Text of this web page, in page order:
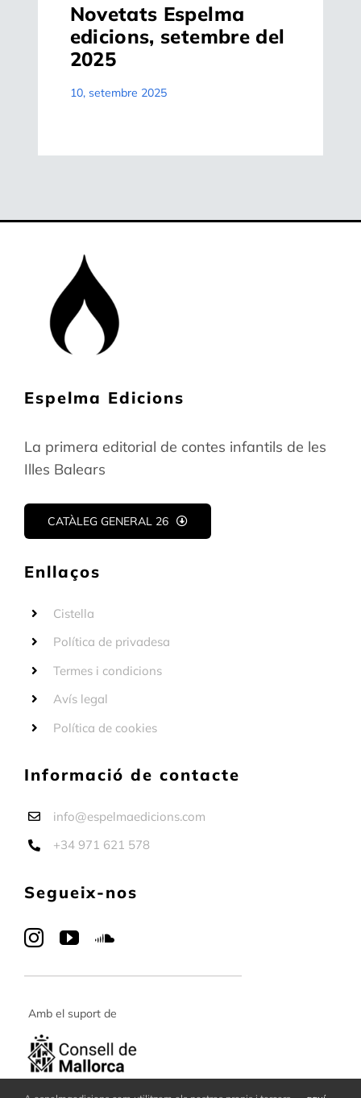
Novetats Espelma
edicions, setembre del
2025
10, setembre 2025
Espelma Edicions
La primera editorial de contes infantils de les
Illes Balears
CATÀLEG GENERAL 26
Enllaços
Cistella
Política de privadesa
Termes i condicions
Avís legal
Política de cookies
Informació de contacte
info@espelmaedicions.com
+34 971 621 578
Segueix-nos
Amb el suport de